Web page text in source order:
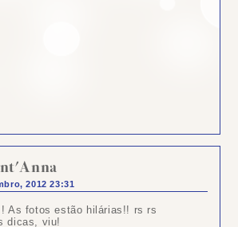
2012 23:31
As fotos estão hilárias!! rs rs
dicas, viu!